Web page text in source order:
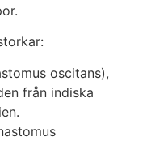
oscitans),
från indiska